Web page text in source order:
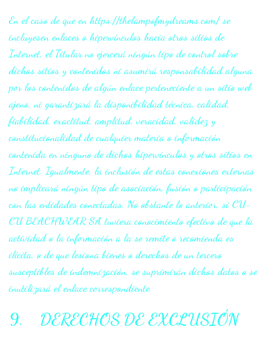
En el caso de que en https://thelampofmydreams.com/ se
incluyesen enlaces o hipervínculos hacia otros sitios de
Internet, el Titular no ejercerá ningún tipo de control sobre
dichos sitios y contenidos ni asumirá responsabilidad alguna
por los contenidos de algún enlace perteneciente a un sitio web
ajeno, ni garantizará la disponibilidad técnica, calidad,
fiabilidad, exactitud, amplitud, veracidad, validez y
constitucionalidad de cualquier materia o información
contenida en ninguno de dichos hipervínculos y otros sitios en
Internet. Igualmente, la inclusión de estas conexiones externas
no implicará ningún tipo de asociación, fusión o participación
con las entidades conectadas. No obstante lo anterior, si CU-
CU BEACHWEAR SA tuviera conocimiento efectivo de que la
actividad o la información a la se remite o recomienda es
ilícita, o de que lesiona bienes o derechos de un tercero
susceptibles de indemnización, se suprimirán dichos datos o se
inutilizará el enlace correspondiente.
9. DERECHOS DE EXCLUSIÓN